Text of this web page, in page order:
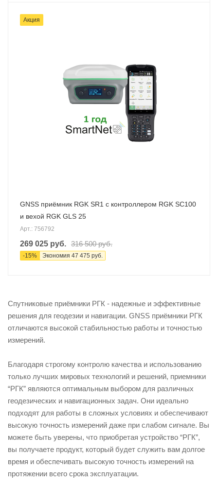
Акция
GNSS приёмник RGK SR1 с контроллером RGK SC100
и вехой RGK GLS 25
Арт.: 756792
269 025 руб. 316 500руб.
-15% Экономия 47 475 руб.
Спутниковые приёмники РГК - надежные и эффективные
решения для геодезии и навигации. GNSS приёмники РГК
отличаются высокой стабильностью работы и точностью
измерений.
Благодаря строгому контролю качества и использованию
только лучших мировых технологий и решений, приемники
“РГК” являются оптимальным выбором для различных
геодезических и навигационных задач. Они идеально
подходят для работы в сложных условиях и обеспечивают
высокую точность измерений даже при слабом сигнале. Вы
можете быть уверены, что приобретая устройство “РГК”,
вы получаете продукт, который будет служить вам долгое
время и обеспечивать высокую точность измерений на
протяжении всего срока эксплуатации.